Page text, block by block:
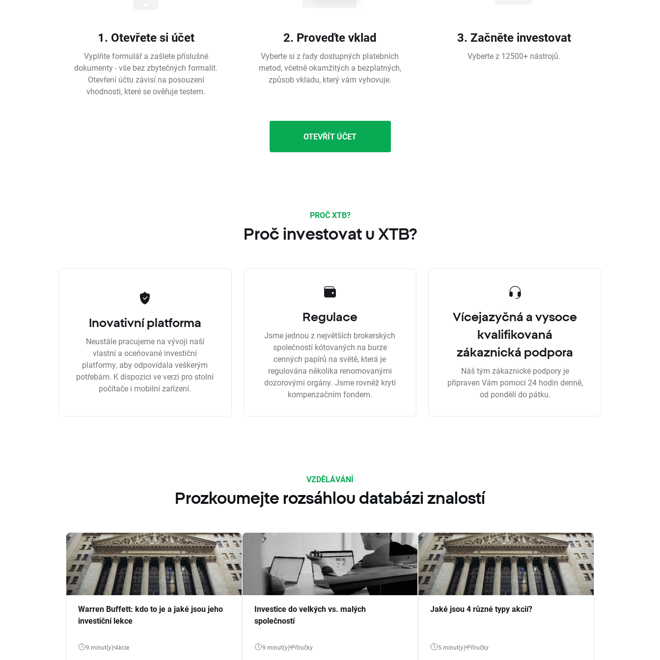
1. Otevřete si účet
Vyplňte formulář a zašlete příslušné
dokumenty - vše bez zbytečných formalit.
Otevření účtu závisí na posouzení
vhodnosti, které se ověřuje testem.
2. Proveďte vklad
Vyberte si z řady dostupných platebních
metod, včetně okamžitých a bezplatných,
způsob vkladu, který vám vyhovuje.
3. Začněte investovat
Vyberte z 12500+ nástrojů.
OTEVŘÍT ÚČET
PROČ XTB?
Proč investovat u XTB?
Inovativní platforma
Neustále pracujeme na vývoji naší
vlastní a oceňované investiční
platformy, aby odpovídala veškerým
potřebám. K dispozici ve verzi pro stolní
počítače i mobilní zařízení.
Regulace
Jsme jednou z největších brokerských
společností kótovaných na burze
cenných papírů na světě, která je
regulována několika renomovanými
dozorovými orgány. Jsme rovněž krytí
kompenzačním fondem.
Vícejazyčná a vysoce
kvalifikovaná
zákaznická podpora
Náš tým zákaznické podpory je
připraven Vám pomoci 24 hodin denně,
od pondělí do pátku.
VZDĚLÁVÁNÍ
Prozkoumejte rozsáhlou databázi znalostí
Warren Buffett: kdo to je a jaké jsou jeho
investiční lekce
9 minut(y) Akcie
Investice do velkých vs. malých
společností
9 minut(y) Příručky
Jaké jsou 4 různé typy akcií?
5 minut(y) Příručky